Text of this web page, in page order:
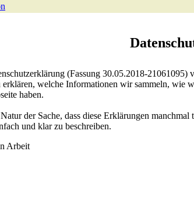
(Fassung 30.05.2018-
welche Informationen wir sammeln, wie
haben.
der Sache, dass diese Erklärungen
und klar zu beschreiben.
Arbeit